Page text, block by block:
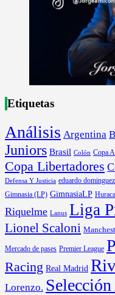
Etiquetas
Análisis Argentina
Juniors Brasil Colón Copa
Copa Libertadores
Defensa Y Justicia eduardo dominguez
Gimnasia (LP) GimnasiaLP
Riquelme Lanus Liga
Lionel Scaloni
Mercado de pases Premier League
Racing Real Madrid
Lorenzo.